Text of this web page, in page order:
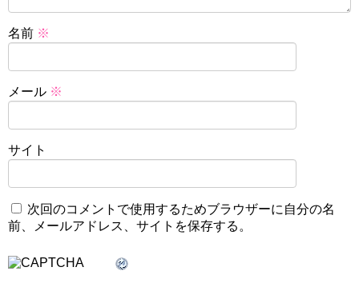
名前 ※
メール ※
サイト
次回のコメントで使用するためブラウザーに自分の名
前、メールアドレス、サイトを保存する。